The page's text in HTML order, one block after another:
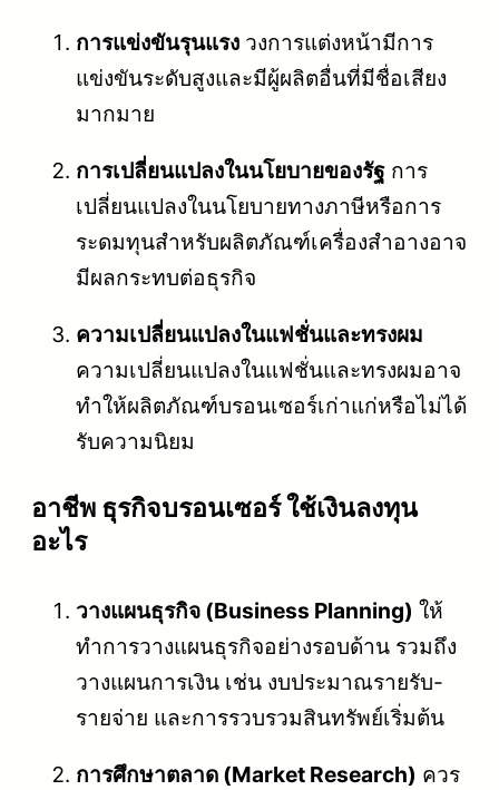
การแข่งขันรุนแรง วงการแต่งหน้ามีการ
แข่งขันระดับสูงและมีผู้ผลิตอื่นที่มีชื่อเสียง
มากมาย
การเปลี่ยนแปลงในนโยบายของรัฐ การ
เปลี่ยนแปลงในนโยบายทางภาษีหรือการ
ระดมทุนสำหรับผลิตภัณฑ์เครื่องสำอางอาจ
มีผลกระทบต่อธุรกิจ
ความเปลี่ยนแปลงในแฟชั่นและทรงผม
ความเปลี่ยนแปลงในแฟชั่นและทรงผมอาจ
ทำให้ผลิตภัณฑ์บรอนเซอร์เก่าแก่หรือไม่ได้
รับความนิยม
อาชีพ ธุรกิจบรอนเซอร์ ใช้เงินลงทุน
อะไร
วางแผนธุรกิจ (Business Planning) ให้
ทำการวางแผนธุรกิจอย่างรอบด้าน รวมถึง
วางแผนการเงิน เช่น งบประมาณรายรับ-
รายจ่าย และการรวบรวมสินทรัพย์เริ่มต้น
การศึกษาตลาด (Market Research) ควร